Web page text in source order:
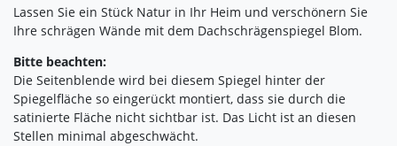
Lassen Sie ein Stück Natur in Ihr Heim und verschönern Sie
Ihre schrägen Wände mit dem Dachschrägenspiegel Blom.
Bitte beachten:
Die Seitenblende wird bei diesem Spiegel hinter der
Spiegelfläche so eingerückt montiert, dass sie durch die
satinierte Fläche nicht sichtbar ist. Das Licht ist an diesen
Stellen minimal abgeschwächt.